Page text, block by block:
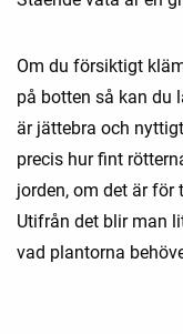
Om du försiktigt
på botten så kan du
är jättebra och
precis hur fint
jorden, om det är för
Utifrån det blir man
vad plantorna